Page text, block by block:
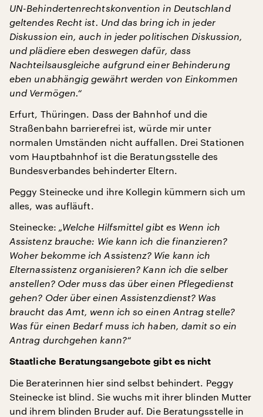
UN-Behindertenrechtskonvention in Deutschland
geltendes Recht ist. Und das bring ich in jeder
Diskussion ein, auch in jeder politischen Diskussion,
und plädiere eben deswegen dafür, dass
Nachteilsausgleiche aufgrund einer Behinderung
eben unabhängig gewährt werden von Einkommen
und Vermögen.“
Erfurt, Thüringen. Dass der Bahnhof und die
Straßenbahn barrierefrei ist, würde mir unter
normalen Umständen nicht auffallen. Drei Stationen
vom Hauptbahnhof ist die Beratungsstelle des
Bundesverbandes behinderter Eltern.
Peggy Steinecke und ihre Kollegin kümmern sich um
alles, was aufläuft.
Steinecke: „Welche Hilfsmittel gibt es Wenn ich
Assistenz brauche: Wie kann ich die finanzieren?
Woher bekomme ich Assistenz? Wie kann ich
Elternassistenz organisieren? Kann ich die selber
anstellen? Oder muss das über einen Pflegedienst
gehen? Oder über einen Assistenzdienst? Was
braucht das Amt, wenn ich so einen Antrag stelle?
Was für einen Bedarf muss ich haben, damit so ein
Antrag durchgehen kann?“
Staatliche Beratungsangebote gibt es nicht
Die Beraterinnen hier sind selbst behindert. Peggy
Steinecke ist blind. Sie wuchs mit ihrer blinden Mutter
und ihrem blinden Bruder auf. Die Beratungsstelle in